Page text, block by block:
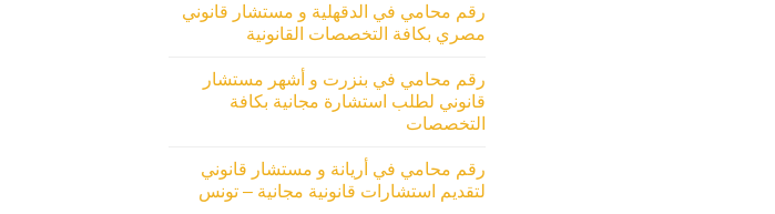
رقم محامي في الدقهلية و مستشار قانوني
مصري بكافة التخصصات القانونية
رقم محامي في بنزرت و أشهر مستشار
قانوني لطلب استشارة مجانية بكافة
التخصصات
رقم محامي في أريانة و مستشار قانوني
لتقديم استشارات قانونية مجانية – تونس